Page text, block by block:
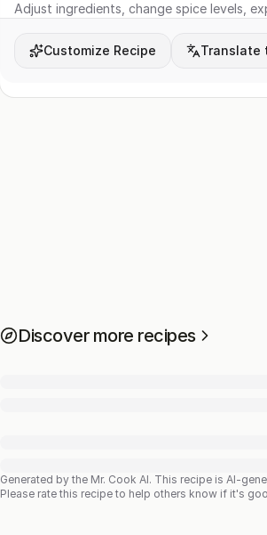
Adjust ingredients, change spice levels,
Customize Recipe Translate
Discover more recipes
Generated by the Mr. Cook AI. This recipe is AI-
Please rate this recipe to help others know if it's